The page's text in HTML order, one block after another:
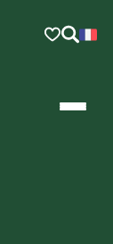
DE